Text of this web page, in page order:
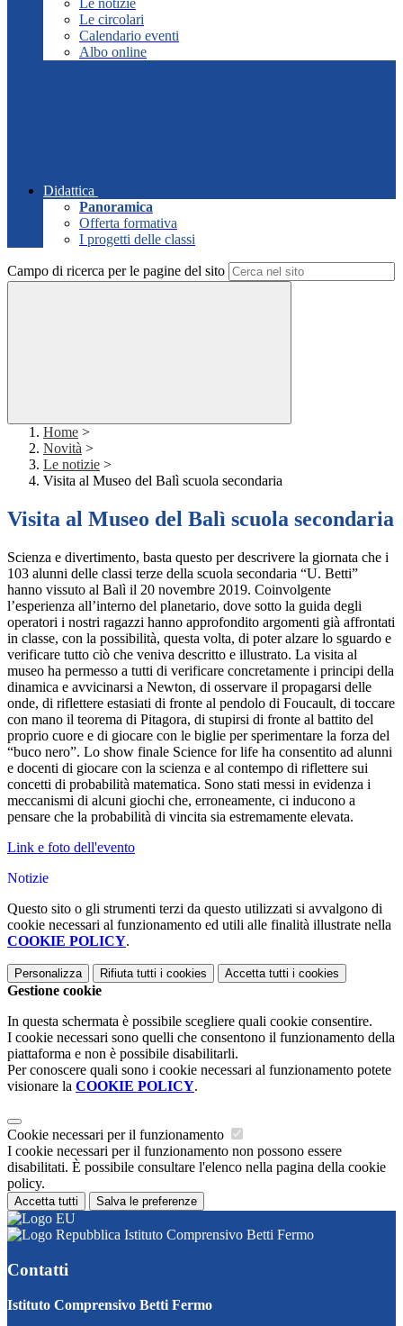
Le notizie
Le circolari
Calendario eventi
Albo online
Didattica
Panoramica
Offerta formativa
I progetti delle classi
Campo di ricerca per le pagine del sito
Home >
Novità >
Le notizie >
Visita al Museo del Balì scuola secondaria
Visita al Museo del Balì scuola secondaria
Scienza e divertimento, basta questo per descrivere la giornata che i
103 alunni delle classi terze della scuola secondaria “U. Betti”
hanno vissuto al Balì il 20 novembre 2019. Coinvolgente
l’esperienza all’interno del planetario, dove sotto la guida degli
operatori i nostri ragazzi hanno approfondito argomenti già affrontati
in classe, con la possibilità, questa volta, di poter alzare lo sguardo e
verificare tutto ciò che veniva descritto e illustrato. La visita al
museo ha permesso a tutti di verificare concretamente i principi della
dinamica e avvicinarsi a Newton, di osservare il propagarsi delle
onde, di riflettere estasiati di fronte al pendolo di Foucault, di toccare
con mano il teorema di Pitagora, di stupirsi di fronte al battito del
proprio cuore e di giocare con le biglie per sperimentare la forza del
“buco nero”. Lo show finale Science for life ha consentito ad alunni
e docenti di giocare con la scienza e al contempo di riflettere sui
concetti di probabilità matematica. Sono stati messi in evidenza i
meccanismi di alcuni giochi che, erroneamente, ci inducono a
pensare che la probabilità di vincita sia estremamente elevata.
Link e foto dell'evento
Notizie
Questo sito o gli strumenti terzi da questo utilizzati si avvalgono di
cookie necessari al funzionamento ed utili alle finalità illustrate nella
COOKIE POLICY.
Personalizza Rifiuta tutti i cookies Accetta tutti i cookies
Gestione cookie
In questa schermata è possibile scegliere quali cookie consentire.
I cookie necessari sono quelli che consentono il funzionamento della
piattaforma e non è possibile disabilitarli.
Per conoscere quali sono i cookie necessari al funzionamento potete
visionare la COOKIE POLICY.
Cookie necessari per il funzionamento
I cookie necessari per il funzionamento non possono essere
disabilitati. È possibile consultare l'elenco nella pagina della cookie
policy.
Accetta tutti Salva le preferenze
Istituto Comprensivo Betti Fermo
Contatti
Istituto Comprensivo Betti Fermo